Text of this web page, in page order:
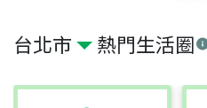
台北市 熱門生活圈